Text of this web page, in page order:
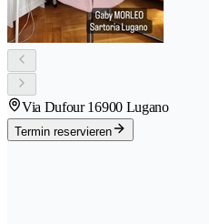
Via Dufour 16900 Lugano
Termin reservieren